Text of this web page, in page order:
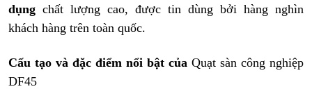
dụng chất lượng cao, được tin dùng bởi hàng nghìn
khách hàng trên toàn quốc.
Cấu tạo và đặc điểm nổi bật của Quạt sàn công nghiệp
DF45